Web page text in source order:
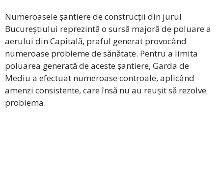
Numeroasele șantiere de construcții din jurul
Bucureștiului reprezintă o sursă majoră de poluare a
aerului din Capitală, praful generat provocând
numeroase probleme de sănătate. Pentru a limita
poluarea generată de aceste șantiere, Garda de
Mediu a efectuat numeroase controale, aplicând
amenzi consistente, care însă nu au reușit să rezolve
problema.